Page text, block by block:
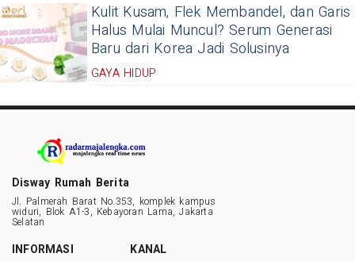
Kulit Kusam, Flek Membandel, dan Garis
Halus Mulai Muncul? Serum Generasi
Baru dari Korea Jadi Solusinya
GAYA HIDUP
Disway Rumah Berita
Jl. Palmerah Barat No.353, komplek kampus
widuri, Blok A1-3, Kebayoran Lama, Jakarta
Selatan
INFORMASI
KANAL